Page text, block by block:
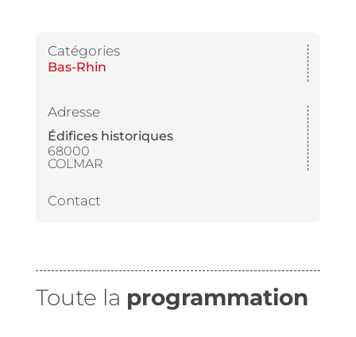
Catégories
Bas-Rhin
Adresse
Édifices historiques
68000
COLMAR
Contact
Toute la programmation